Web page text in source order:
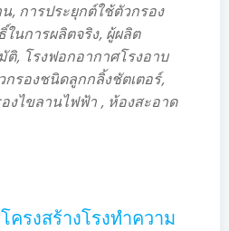
, การประยุกต์ใช้ตัวกรอง
นการผลิตจริง, ผู้ผลิต
, โรงฟอกอากาศโรงอาบ
กรองชนิดลูกกลิ้งชัตเตอร์,
งไขลานไฟฟ้า , ห้องสะอาด
ครงสร้างโรงทำความ